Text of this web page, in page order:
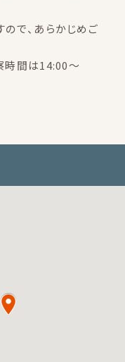
で、あらかじめご
時間は14:00～